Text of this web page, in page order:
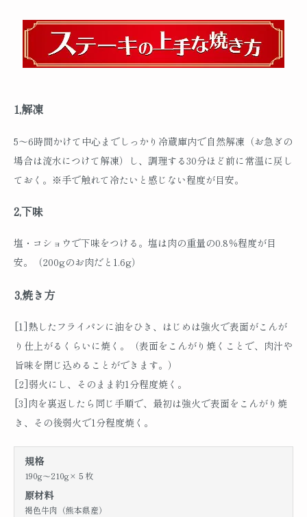
1,解凍
5～6時間かけて中心までしっかり冷蔵庫内で自然解凍（お急ぎの
場合は流水につけて解凍）し、調理する30分ほど前に常温に戻し
ておく。※手で触れて冷たいと感じない程度が目安。
2,下味
塩・コショウで下味をつける。塩は肉の重量の0.8％程度が目
安。（200gのお肉だと1.6g）
3,焼き方
[1]熱したフライパンに油をひき、はじめは強火で表面がこんが
り仕上がるくらいに焼く。（表面をこんがり焼くことで、肉汁や
旨味を閉じ込めることができます。）
[2]弱火にし、そのまま約1分程度焼く。
[3]肉を裏返したら同じ手順で、最初は強火で表面をこんがり焼
き、その後弱火で1分程度焼く。
規格
190g～210g×５枚
原材料
褐色牛肉（熊本県産）